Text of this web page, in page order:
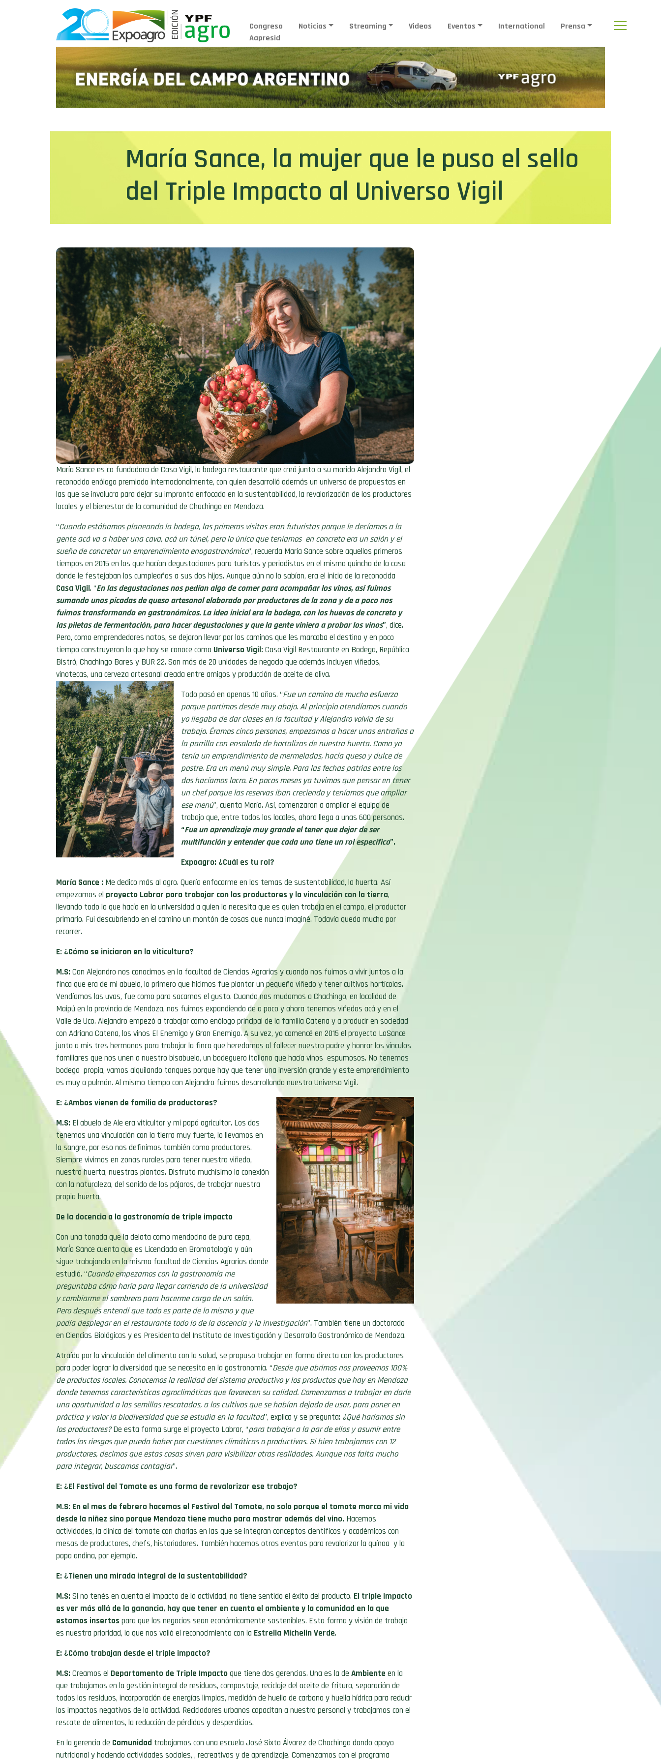
Congreso
Aapresid
Noticias Streaming Videos Eventos International Prensa
María Sance, la mujer que le puso el sello
del Triple Impacto al Universo Vigil
María Sance es co fundadora de Casa Vigil, la bodega restaurante que creó junto a su marido Alejandro Vigil, el
reconocido enólogo premiado internacionalmente, con quien desarrolló además un universo de propuestas en
las que se involucra para dejar su impronta enfocada en la sustentabilidad, la revalorización de los productores
locales y el bienestar de la comunidad de Chachingo en Mendoza.
“Cuando estábamos planeando la bodega, las primeras visitas eran futuristas porque le decíamos a la
gente acá va a haber una cava, acá un túnel, pero lo único que teníamos en concreto era un salón y el
sueño de concretar un emprendimiento enogastronómico”, recuerda María Sance sobre aquellos primeros
tiempos en 2015 en los que hacían degustaciones para turistas y periodistas en el mismo quincho de la casa
donde le festejaban los cumpleaños a sus dos hijos. Aunque aún no lo sabían, era el inicio de la reconocida
Casa Vigil. “En las degustaciones nos pedían algo de comer para acompañar los vinos, así fuimos
sumando unas picadas de queso artesanal elaborado por productores de la zona y de a poco nos
fuimos transformando en gastronómicos. La idea inicial era la bodega, con los huevos de concreto y
las piletas de fermentación, para hacer degustaciones y que la gente viniera a probar los vinos”, dice.
Pero, como emprendedores natos, se dejaron llevar por los caminos que les marcaba el destino y en poco
tiempo construyeron lo que hoy se conoce como Universo Vigil:Casa Vigil Restaurante en Bodega, República
Bistró, Chachingo Bares y BUR 22. Son más de 20 unidades de negocio que además incluyen viñedos,
vinotecas, una cerveza artesanal creada entre amigos y producción de aceite de oliva.
Todo pasó en apenas 10 años. “Fue un camino de mucho esfuerzo
porque partimos desde muy abajo. Al principio atendíamos cuando
yo llegaba de dar clases en la facultad y Alejandro volvía de su
trabajo. Éramos cinco personas, empezamos a hacer unas entrañas a
la parrilla con ensalada de hortalizas de nuestra huerta. Como yo
tenía un emprendimiento de mermeladas, hacía queso y dulce de
postre. Era un menú muy simple. Para las fechas patrias entre los
dos hacíamos locro. En pocos meses ya tuvimos que pensar en tener
un chef porque las reservas iban creciendo y teníamos que ampliar
ese menú”, cuenta María. Así, comenzaron a ampliar el equipo de
trabajo que, entre todos los locales, ahora llega a unas 600 personas.
“Fue un aprendizaje muy grande el tener que dejar de ser
multifunción y entender que cada uno tiene un rol específico”.
Expoagro: ¿Cuál es tu rol?
María Sance : Me dedico más al agro. Quería enfocarme en los temas de sustentabilidad, la huerta. Así
empezamos el proyecto Labrar para trabajar con los productores y la vinculación con la tierra,
llevando todo lo que hacía en la universidad a quien lo necesita que es quien trabaja en el campo, el productor
primario. Fui descubriendo en el camino un montón de cosas que nunca imaginé. Todavía queda mucho por
recorrer.
E: ¿Cómo se iniciaron en la viticultura?
M.S:Con Alejandro nos conocimos en la facultad de Ciencias Agrarias y cuando nos fuimos a vivir juntos a la
finca que era de mi abuela, lo primero que hicimos fue plantar un pequeño viñedo y tener cultivos hortícolas.
Vendíamos las uvas, fue como para sacarnos el gusto. Cuando nos mudamos a Chachingo, en localidad de
Maipú en la provincia de Mendoza, nos fuimos expandiendo de a poco y ahora tenemos viñedos acá y en el
Valle de Uco. Alejandro empezó a trabajar como enólogo principal de la familia Catena y a producir en sociedad
con Adriana Catena, los vinos El Enemigo y Gran Enemigo. A su vez, yo comencé en 2015 el proyecto LoSance
junto a mis tres hermanos para trabajar la finca que heredamos al fallecer nuestro padre y honrar los vínculos
familiares que nos unen a nuestro bisabuelo, un bodeguero italiano que hacía vinos espumosos. No tenemos
bodega propia, vamos alquilando tanques porque hay que tener una inversión grande y este emprendimiento
es muy a pulmón. Al mismo tiempo con Alejandro fuimos desarrollando nuestro Universo Vigil.
E: ¿Ambos vienen de familia de productores?
M.S: El abuelo de Ale era viticultor y mi papá agricultor. Los dos
tenemos una vinculación con la tierra muy fuerte, lo llevamos en
la sangre, por eso nos definimos también como productores.
Siempre vivimos en zonas rurales para tener nuestro viñedo,
nuestra huerta, nuestras plantas. Disfruto muchísimo la conexión
con la naturaleza, del sonido de los pájaros, de trabajar nuestra
propia huerta.
De la docencia a la gastronomía de triple impacto
Con una tonada que la delata como mendocina de pura cepa,
Marؙía Sance cuenta que es Licenciada en Bromatología y aún
sigue trabajando en la misma facultad de Ciencias Agrarias donde
estudió. “Cuando empezamos con la gastronomía me
preguntaba cómo haría para llegar corriendo de la universidad
y cambiarme el sombrero para hacerme cargo de un salón.
Pero después entendí que todo es parte de lo mismo y que
podía desplegar en el restaurante todo lo de la docencia y la investigación”. También tiene un doctorado
en Ciencias Biológicas yes Presidenta del Instituto de Investigación y Desarrollo Gastronómico de Mendoza.
Atraída por la vinculación del alimento con la salud, se propuso trabajar en forma directa con los productores
para poder lograr la diversidad que se necesita en la gastronomía. “Desde que abrimos nos proveemos 100%
de productos locales. Conocemos la realidad del sistema productivo y los productos que hay en Mendoza
donde tenemos características agroclimáticas que favorecen su calidad. Comenzamos a trabajar en darle
una oportunidad a las semillas rescatadas, a los cultivos que se habían dejado de usar, para poner en
práctica y valor la biodiversidad que se estudia en la facultad”, explica y se pregunta: ¿Qué haríamos sin
los productores?De esta forma surge el proyecto Labrar, “para trabajar a la par de ellos y asumir entre
todos los riesgos que pueda haber por cuestiones climáticas o productivas. Si bien trabajamos con 12
productores, decimos que estas cosas sirven para visibilizar otras realidades. Aunque nos falta mucho
para integrar, buscamos contagiar”.
E: ¿El Festival del Tomate es una forma de revalorizar ese trabajo?
M.S: En el mes de febrero hacemos el Festival del Tomate, no solo porque el tomate marca mi vida
desde la niñez sino porque Mendoza tiene mucho para mostrar además del vino. Hacemos
actividades, la clínica del tomate con charlas en las que se integran conceptos científicos y académicos con
mesas de productores, chefs, historiadores. También hacemos otros eventos para revalorizar la quínoa y la
papa andina, por ejemplo.
E: ¿Tienen una mirada integral de la sustentabilidad?
M.S:Si no tenés en cuenta el impacto de la actividad, no tiene sentido el éxito del producto. El triple impacto
es ver más allá de la ganancia, hay que tener en cuenta el ambiente y la comunidad en la que
estamos insertos para que los negocios sean económicamente sostenibles. Esta forma y visión de trabajo
es nuestra prioridad, lo que nos valió el reconocimiento con la Estrella Michelin Verde.
E: ¿Cómo trabajan desde el triple impacto?
M.S:Creamos el Departamento de Triple Impactoque tiene dos gerencias. Una es la de Ambiente en la
que trabajamos en la gestión integral de residuos, compostaje, reciclaje del aceite de fritura, separación de
todos los residuos, incorporación de energías limpias, medición de huella de carbono y huella hídrica para reducir
los impactos negativos de la actividad. Recicladores urbanos capacitan a nuestro personal y trabajamos con el
rescate de alimentos, la reducción de pérdidas y desperdicios.
En la gerencia de Comunidad trabajamos con una escuela José Sixto Álvarez de Chachingo dando apoyo
nutricional y haciendo actividades sociales, , recreativas y de aprendizaje. Comenzamos con el programa